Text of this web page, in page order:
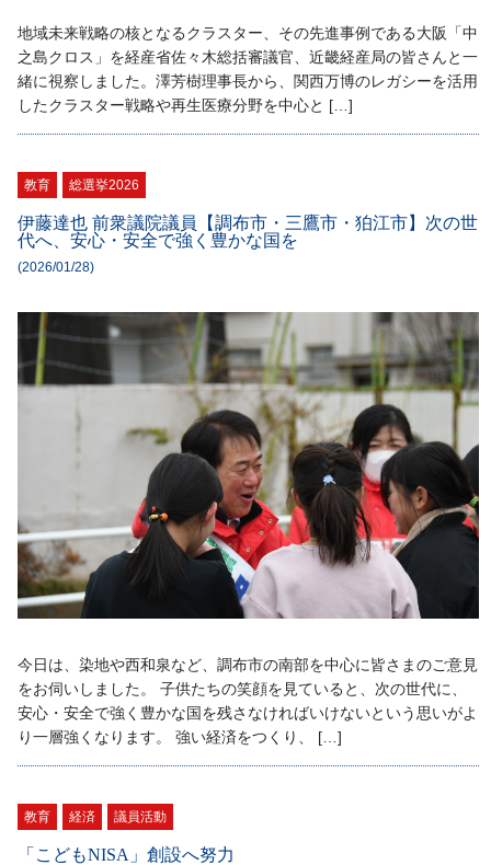
地域未来戦略の核となるクラスター、その先進事例である大阪「中
之島クロス」を経産省佐々木総括審議官、近畿経産局の皆さんと一
緒に視察しました。澤芳樹理事長から、関西万博のレガシーを活用
したクラスター戦略や再生医療分野を中心と […]
教育 総選挙2026
伊藤達也 前衆議院議員【調布市・三鷹市・狛江市】次の世
代へ、安心・安全で強く豊かな国を
(2026/01/28)
今日は、染地や西和泉など、調布市の南部を中心に皆さまのご意見
をお伺いしました。 子供たちの笑顔を見ていると、次の世代に、
安心・安全で強く豊かな国を残さなければいけないという思いがよ
り一層強くなります。 強い経済をつくり、 […]
教育 経済 議員活動
「こどもNISA」創設へ努力